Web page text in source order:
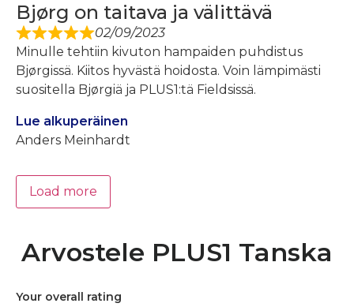
Bjørg on taitava ja välittävä
02/09/2023
Minulle tehtiin kivuton hampaiden puhdistus
Bjørgissä. Kiitos hyvästä hoidosta. Voin lämpimästi
suositella Bjørgiä ja PLUS1:tä Fieldsissä.
Lue alkuperäinen
Anders Meinhardt
Load more
Arvostele PLUS1 Tanska
Your overall rating